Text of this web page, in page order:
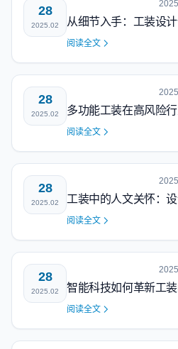
28
2025.02 从细节入手：工装设
阅读全文
28
2025.02 多功能工装在高风险
阅读全文
28
2025.02 工装中的人文关怀：
阅读全文
28
2025.02 智能科技如何革新工
阅读全文